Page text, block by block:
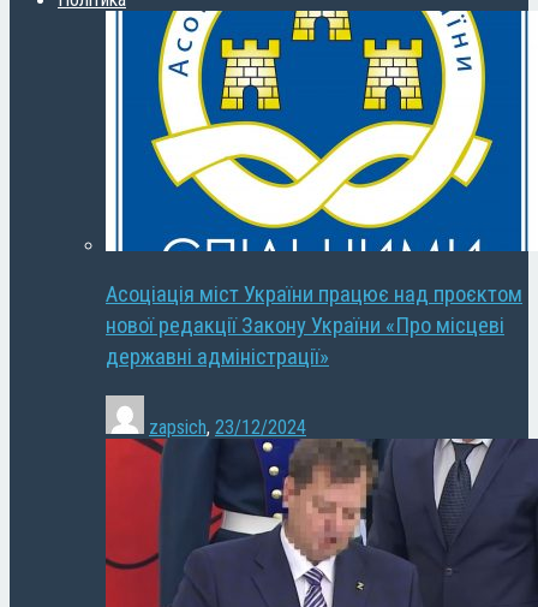
Асоціація міст України працює над проєктом
нової редакції Закону України «Про місцеві
державні адміністрації»
zapsich, 23/12/2024